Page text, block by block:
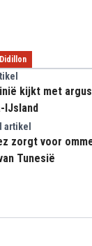
Didillon
kijkt met
IJsland
artikel
zorgt voor
Tunesië